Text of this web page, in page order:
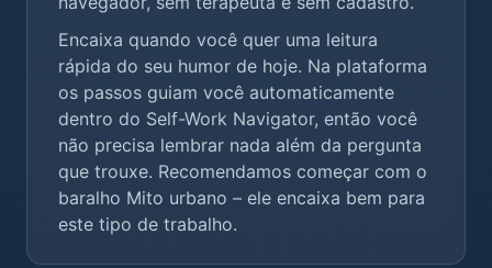
Encaixa quando você quer uma leitura
rápida do seu humor de hoje. Na plataforma
os passos guiam você automaticamente
dentro do Self-Work Navigator, então você
não precisa lembrar nada além da pergunta
que trouxe. Recomendamos começar com o
baralho Mito urbano – ele encaixa bem para
este tipo de trabalho.